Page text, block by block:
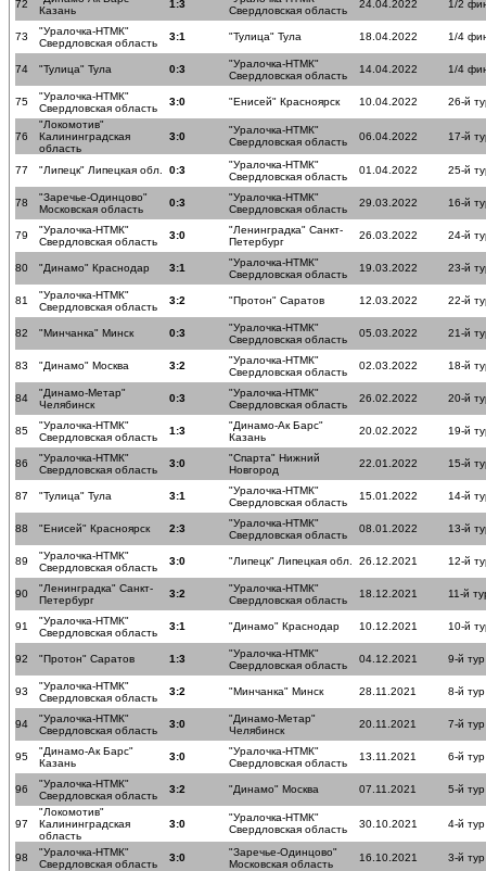
72
Казань
1:3
Свердловская область
24.04.2022 1/2
73
"Уралочка-НТМК"
Свердловская область
3:1 "Тулица" Тула 18.04.2022 1/4
74 "Тулица" Тула 0:3
"Уралочка-НТМК"
Свердловская область
14.04.2022 1/4
75
"Уралочка-НТМК"
Свердловская область
3:0 "Енисей" Красноярск 10.04.2022 26-й
76
"Локомотив"
Калининградская
область
3:0
"Уралочка-НТМК"
Свердловская область
06.04.2022 17-й
77 "Липецк" Липецкая обл. 0:3
"Уралочка-НТМК"
Свердловская область
01.04.2022 25-й
78
"Заречье-Одинцово"
Московская область
0:3
"Уралочка-НТМК"
Свердловская область
29.03.2022 16-й
79
"Уралочка-НТМК"
Свердловская область
3:0
"Ленинградка" Санкт-
Петербург
26.03.2022 24-й
80 "Динамо" Краснодар 3:1
"Уралочка-НТМК"
Свердловская область
19.03.2022 23-й
81
"Уралочка-НТМК"
Свердловская область
3:2 "Протон" Саратов 12.03.2022 22-й
82 "Минчанка" Минск 0:3
"Уралочка-НТМК"
Свердловская область
05.03.2022 21-й
83 "Динамо" Москва 3:2
"Уралочка-НТМК"
Свердловская область
02.03.2022 18-й
84
"Динамо-Метар"
Челябинск
0:3
"Уралочка-НТМК"
Свердловская область
26.02.2022 20-й
85
"Уралочка-НТМК"
Свердловская область
1:3
"Динамо-Ак Барс"
Казань
20.02.2022 19-й
86
"Уралочка-НТМК"
Свердловская область
3:0
"Спарта" Нижний
Новгород
22.01.2022 15-й
87 "Тулица" Тула 3:1
"Уралочка-НТМК"
Свердловская область
15.01.2022 14-й
88 "Енисей" Красноярск 2:3
"Уралочка-НТМК"
Свердловская область
08.01.2022 13-й
89
"Уралочка-НТМК"
Свердловская область
3:0 "Липецк" Липецкая обл. 26.12.2021 12-й
90
"Ленинградка" Санкт-
Петербург
3:2
"Уралочка-НТМК"
Свердловская область
18.12.2021 11-й
91
"Уралочка-НТМК"
Свердловская область
3:1 "Динамо" Краснодар 10.12.2021 10-й
92 "Протон" Саратов 1:3
"Уралочка-НТМК"
Свердловская область
04.12.2021 9-й тур
93
"Уралочка-НТМК"
Свердловская область
3:2 "Минчанка" Минск 28.11.2021 8-й тур
94
"Уралочка-НТМК"
Свердловская область
3:0
"Динамо-Метар"
Челябинск
20.11.2021 7-й тур
95
"Динамо-Ак Барс"
Казань
3:0
"Уралочка-НТМК"
Свердловская область
13.11.2021 6-й тур
96
"Уралочка-НТМК"
Свердловская область
3:2 "Динамо" Москва 07.11.2021 5-й тур
97
"Локомотив"
Калининградская
область
3:0
"Уралочка-НТМК"
Свердловская область
30.10.2021 4-й тур
98
"Уралочка-НТМК"
Свердловская область
3:0
"Заречье-Одинцово"
Московская область
16.10.2021 3-й тур